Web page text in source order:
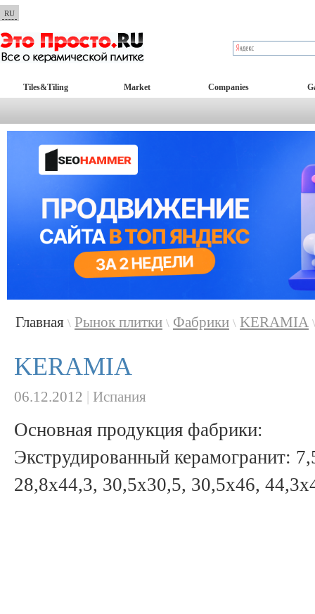
RU
Tiles&Tiling Market Companies
Главная \ Рынок плитки \ Фабрики \ KERAMIA \
KERAMIA
06.12.2012 | Испания
Основная продукция фабрики:
Экструдированный керамогранит:
28,8x44,3, 30,5x30,5, 30,5x46,